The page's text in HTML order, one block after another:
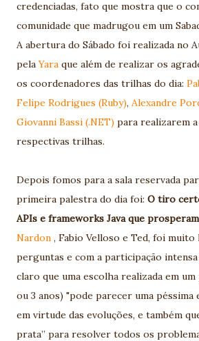
credenciadas, fato que mostra que o
comunidade que madrugou em um
A abertura do Sábado foi realizada no
pelaYara que além de realizar os
os coordenadores das trilhas do dia:
Felipe Rodrigues (Ruby), Alexandre
Giovanni Bassi (.NET) para realizarem
respectivas trilhas.
Depois fomos para a sala reservada
primeira palestra do dia foi: O tiro
APIs e frameworks Java que prosperam
Nardon , Fabio Velloso e Ted, foi
perguntas e com a participação
claro que uma escolha realizada em
ou 3 anos) "pode parecer uma péssima
em virtude das evoluções, e também
prata” para resolver todos os